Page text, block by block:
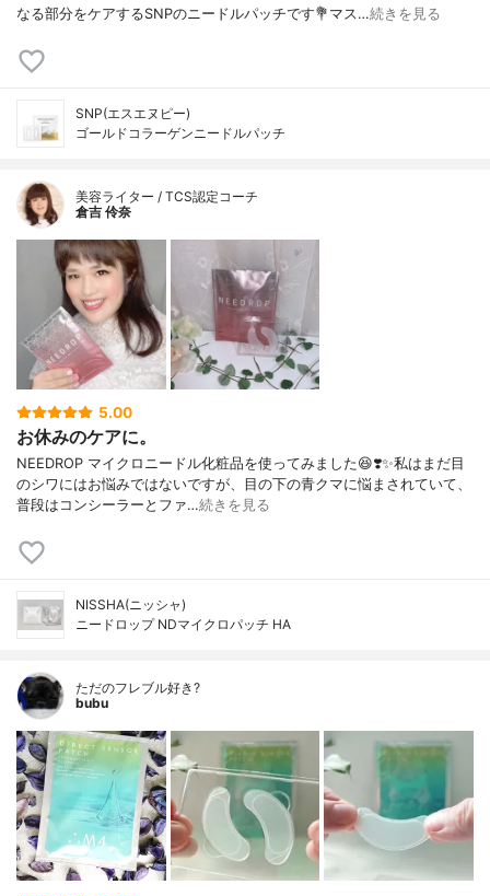
なる部分をケアするSNPのニードルパッチです💐マス…続きを見る
SNP(エスエヌピー)
ゴールドコラーゲンニードルパッチ
美容ライター / TCS認定コーチ
倉吉 伶奈
5.00
お休みのケアに。
NEEDROP マイクロニードル化粧品を使ってみました😆❣️✨私はまだ目
のシワにはお悩みではないですが、目の下の青クマに悩まされていて、
普段はコンシーラーとファ…続きを見る
NISSHA(ニッシャ)
ニードロップ NDマイクロパッチ HA
ただのフレブル好き?
bubu